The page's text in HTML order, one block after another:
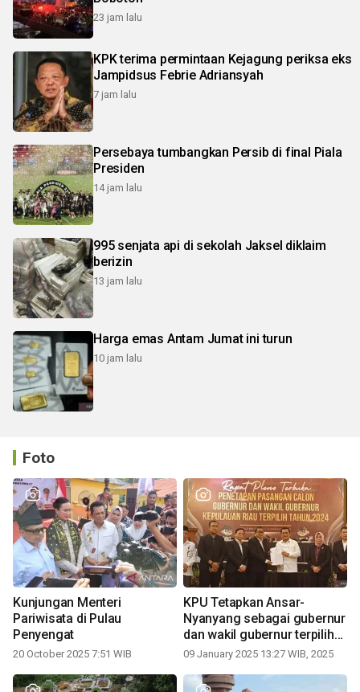
23 jam lalu
KPK terima permintaan Kejagung periksa eks
Jampidsus Febrie Adriansyah
7 jam lalu
Persebaya tumbangkan Persib di final Piala
Presiden
14 jam lalu
995 senjata api di sekolah Jaksel diklaim
berizin
13 jam lalu
Harga emas Antam Jumat ini turun
10 jam lalu
Foto
Kunjungan Menteri
Pariwisata di Pulau
Penyengat
20 October 2025 7:51 WIB
KPU Tetapkan Ansar-
Nyanyang sebagai gubernur
dan wakil gubernur terpilih
periode 2025-2030
09 January 2025 13:27 WIB, 2025